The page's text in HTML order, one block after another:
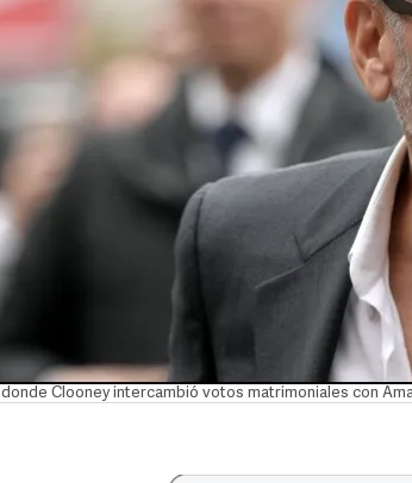
Clooney intercambió votos matrimoniales con